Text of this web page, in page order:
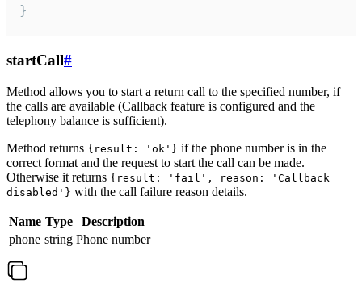
}
startCall#
Method allows you to start a return call to the specified number, if
the calls are available (Callback feature is configured and the
telephony balance is sufficient).
Method returns {result: 'ok'} if the phone number is in the
correct format and the request to start the call can be made.
Otherwise it returns {result: 'fail', reason: 'Callback
disabled'} with the call failure reason details.
Name Type
Description
phone string Phone number